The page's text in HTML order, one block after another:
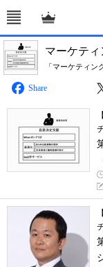
マーケテ
「マーケティン
Share